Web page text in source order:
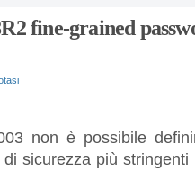
fine-grained
non è possibile
sicurezza più